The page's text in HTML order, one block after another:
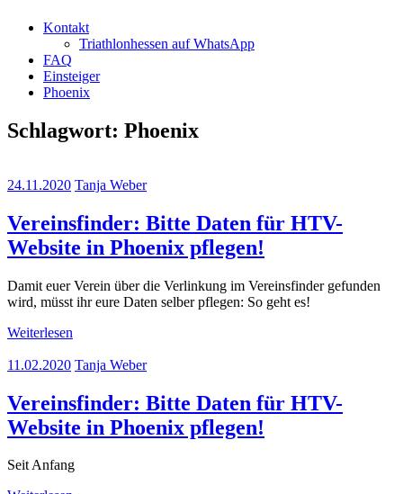
Kontakt
Triathlonhessen auf WhatsApp
FAQ
Einsteiger
Phoenix
Schlagwort: Phoenix
24.11.2020 Tanja Weber
Vereinsfinder: Bitte Daten für HTV-
Website in Phoenix pflegen!
Damit euer Verein über die Verlinkung im Vereinsfinder gefunden
wird, müsst ihr eure Daten selber pflegen: So geht es!
Weiterlesen
11.02.2020 Tanja Weber
Vereinsfinder: Bitte Daten für HTV-
Website in Phoenix pflegen!
Seit Anfang